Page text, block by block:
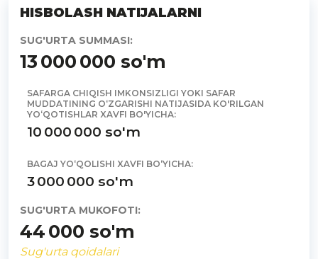
HISBOLASH NATIJALARNI
SUG'URTA SUMMASI:
13 000 000 so'm
SAFARGA CHIQISH IMKONSIZLIGI YOKI SAFAR
MUDDATINING O‘ZGARISHI NATIJASIDA KO'RILGAN
YO‘QOTISHLAR XAVFI BO'YICHA:
10 000 000 so'm
BAGAJ YO‘QOLISHI XAVFI BO‘YICHA:
3 000 000 so'm
SUG'URTA MUKOFOTI:
44 000 so'm
Sug'urta qoidalari